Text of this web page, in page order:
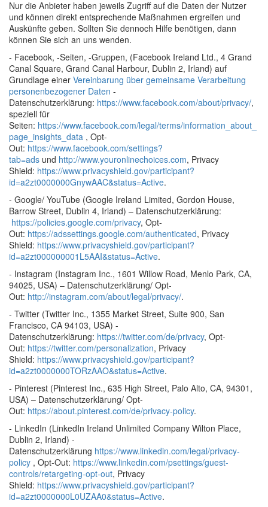
Nur die Anbieter haben jeweils Zugriff auf die Daten der Nutzer
und können direkt entsprechende Maßnahmen ergreifen und
Auskünfte geben. Sollten Sie dennoch Hilfe benötigen, dann
können Sie sich an uns wenden.
- Facebook, -Seiten, -Gruppen, (Facebook Ireland Ltd., 4 Grand
Canal Square, Grand Canal Harbour, Dublin 2, Irland) auf
Grundlage einer Vereinbarung über gemeinsame Verarbeitung
personenbezogener Daten -
Datenschutzerklärung: https://www.facebook.com/about/privacy/,
speziell für
Seiten: https://www.facebook.com/legal/terms/information_about_
page_insights_data , Opt-
Out: https://www.facebook.com/settings?
tab=ads und http://www.youronlinechoices.com, Privacy
Shield: https://www.privacyshield.gov/participant?
id=a2zt0000000GnywAAC&status=Active.
- Google/ YouTube (Google Ireland Limited, Gordon House,
Barrow Street, Dublin 4, Irland) – Datenschutzerklärung:
https://policies.google.com/privacy, Opt-
Out: https://adssettings.google.com/authenticated, Privacy
Shield: https://www.privacyshield.gov/participant?
id=a2zt000000001L5AAI&status=Active.
- Instagram (Instagram Inc., 1601 Willow Road, Menlo Park, CA,
94025, USA) – Datenschutzerklärung/ Opt-
Out: http://instagram.com/about/legal/privacy/.
- Twitter (Twitter Inc., 1355 Market Street, Suite 900, San
Francisco, CA 94103, USA) -
Datenschutzerklärung: https://twitter.com/de/privacy, Opt-
Out: https://twitter.com/personalization, Privacy
Shield: https://www.privacyshield.gov/participant?
id=a2zt0000000TORzAAO&status=Active.
- Pinterest (Pinterest Inc., 635 High Street, Palo Alto, CA, 94301,
USA) – Datenschutzerklärung/ Opt-
Out: https://about.pinterest.com/de/privacy-policy.
- LinkedIn (LinkedIn Ireland Unlimited Company Wilton Place,
Dublin 2, Irland) -
Datenschutzerklärung https://www.linkedin.com/legal/privacy-
policy , Opt-Out: https://www.linkedin.com/psettings/guest-
controls/retargeting-opt-out, Privacy
Shield: https://www.privacyshield.gov/participant?
id=a2zt0000000L0UZAA0&status=Active.